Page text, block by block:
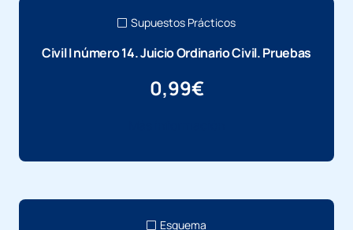
Supuestos Prácticos
Civil I número 14. Juicio Ordinario Civil. Pruebas
0,99€
Esquema